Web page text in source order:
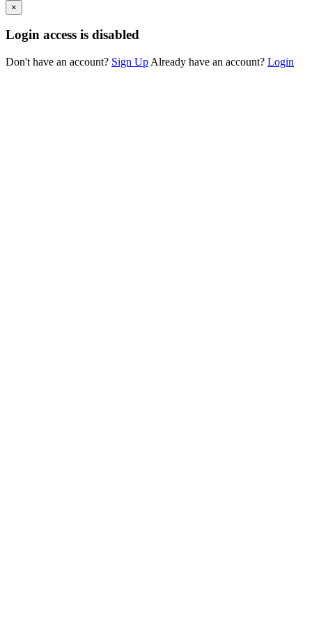
×
Login access is disabled
Don't have an account? Sign Up Already have an account? Login